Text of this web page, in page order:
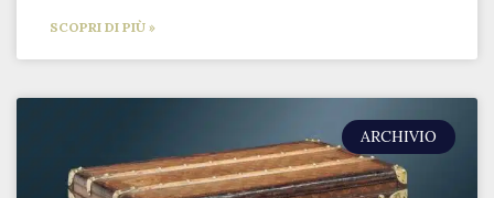
SCOPRI DI PIÙ »
ARCHIVIO